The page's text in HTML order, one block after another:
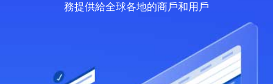
務提供給全球各地的商戶和用戶